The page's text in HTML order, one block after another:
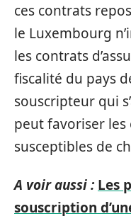
ces contrats
le Luxembourg
les contrats
fiscalité du pays
souscripteur qui
peut favoriser les
susceptibles de
A voir aussi : Les
souscription